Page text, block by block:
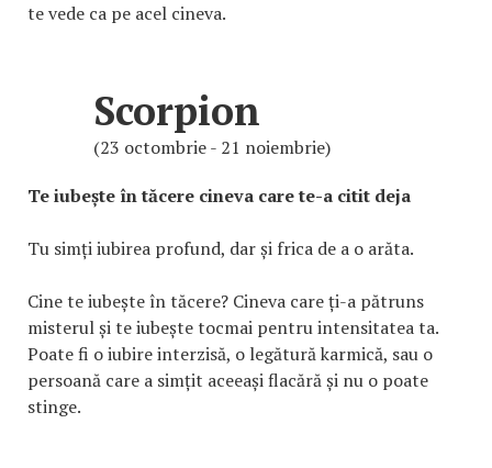
te vede ca pe acel cineva.
Scorpion
(23 octombrie - 21 noiembrie)
Te iubește în tăcere cineva care te-a citit deja
Tu simți iubirea profund, dar și frica de a o arăta.
Cine te iubește în tăcere? Cineva care ți-a pătruns
misterul și te iubește tocmai pentru intensitatea ta.
Poate fi o iubire interzisă, o legătură karmică, sau o
persoană care a simțit aceeași flacără și nu o poate
stinge.